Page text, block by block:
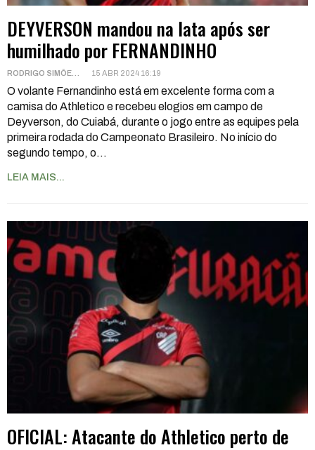
DEYVERSON mandou na lata após ser
humilhado por FERNANDINHO
15 ABR 2024 16:19
O volante Fernandinho está em excelente forma com a
camisa do Athletico e recebeu elogios em campo de
Deyverson, do Cuiabá, durante o jogo entre as equipes pela
primeira rodada do Campeonato Brasileiro. No início do
segundo tempo, o…
LEIA MAIS...
OFICIAL: Atacante do Athletico perto de